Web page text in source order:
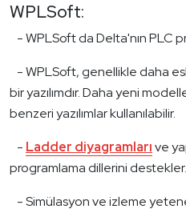
WPLSoft:
- WPLSoft da Delta'nın PLC
- WPLSoft, genellikle daha
bir yazılımdır. Daha yeni
benzeri yazılımlar kullanılabilir.
- Ladder diyagramlarıve
programlama dillerini destekler.
- Simülasyon ve izleme